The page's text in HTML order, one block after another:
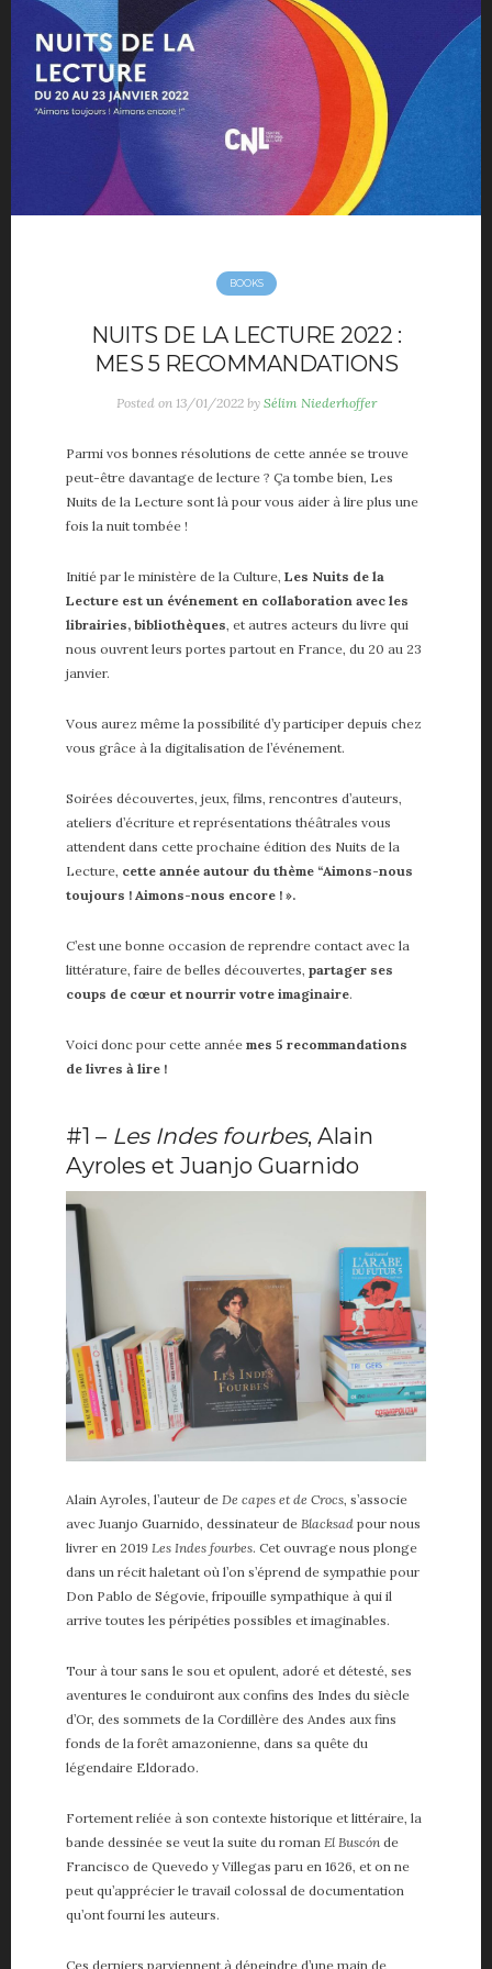
BOOKS
NUITS DE LA LECTURE 2022 :
MES 5 RECOMMANDATIONS
Posted on 13/01/2022 by Sélim Niederhoffer
Parmi vos bonnes résolutions de cette année se trouve
peut-être davantage de lecture ? Ça tombe bien, Les
Nuits de la Lecture sont là pour vous aider à lire plus une
fois la nuit tombée !
Initié par le ministère de la Culture, Les Nuits de la
Lecture est un événement en collaboration avec les
librairies, bibliothèques, et autres acteurs du livre qui
nous ouvrent leurs portes partout en France, du 20 au 23
janvier.
Vous aurez même la possibilité d’y participer depuis chez
vous grâce à la digitalisation de l’événement.
Soirées découvertes, jeux, films, rencontres d’auteurs,
ateliers d’écriture et représentations théâtrales vous
attendent dans cette prochaine édition des Nuits de la
Lecture, cette année autour du thème “Aimons-nous
toujours ! Aimons-nous encore ! ».
C’est une bonne occasion de reprendre contact avec la
littérature, faire de belles découvertes, partager ses
coups de cœur et nourrir votre imaginaire.
Voici donc pour cette année mes 5 recommandations
de livres à lire !
#1 – Les Indes fourbes, Alain
Ayroles et Juanjo Guarnido
Alain Ayroles, l’auteur de De capes et de Crocs , s’associe
avec Juanjo Guarnido, dessinateur de Blacksad pour nous
livrer en 2019 Les Indes fourbes. Cet ouvrage nous plonge
dans un récit haletant où l’on s’éprend de sympathie pour
Don Pablo de Ségovie, fripouille sympathique à qui il
arrive toutes les péripéties possibles et imaginables.
Tour à tour sans le sou et opulent, adoré et détesté, ses
aventures le conduiront aux confins des Indes du siècle
d’Or, des sommets de la Cordillère des Andes aux fins
fonds de la forêt amazonienne, dans sa quête du
légendaire Eldorado.
Fortement reliée à son contexte historique et littéraire, la
bande dessinée se veut la suite du roman El Buscón de
Francisco de Quevedo y Villegas paru en 1626, et on ne
peut qu’apprécier le travail colossal de documentation
qu’ont fourni les auteurs.
Ces derniers parviennent à dépeindre d’une main de
Music
Opinions
TV
maison déco
Mode Homme
Montre homme
Travels
Motivation
Séduction
Vie de papa
Voiture
ME, MYSELF AND I
A propos
About me
Partenaires